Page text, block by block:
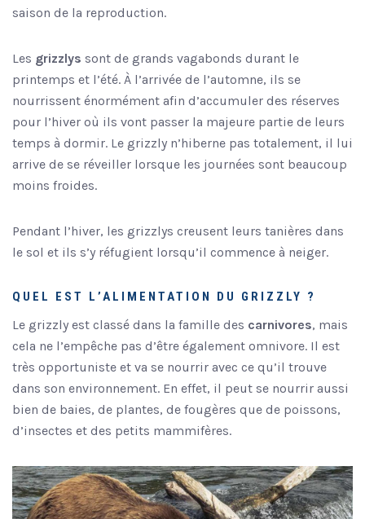
saison de la reproduction.
Les grizzlys sont de grands vagabonds durant le
printemps et l’été. À l’arrivée de l’automne, ils se
nourrissent énormément afin d’accumuler des réserves
pour l’hiver où ils vont passer la majeure partie de leurs
temps à dormir. Le grizzly n’hiberne pas totalement, il lui
arrive de se réveiller lorsque les journées sont beaucoup
moins froides.
Pendant l’hiver, les grizzlys creusent leurs tanières dans
le sol et ils s’y réfugient lorsqu’il commence à neiger.
QUEL EST L’ALIMENTATION DU GRIZZLY ?
Le grizzly est classé dans la famille des carnivores, mais
cela ne l’empêche pas d’être également omnivore. Il est
très opportuniste et va se nourrir avec ce qu’il trouve
dans son environnement. En effet, il peut se nourrir aussi
bien de baies, de plantes, de fougères que de poissons,
d’insectes et des petits mammifères.